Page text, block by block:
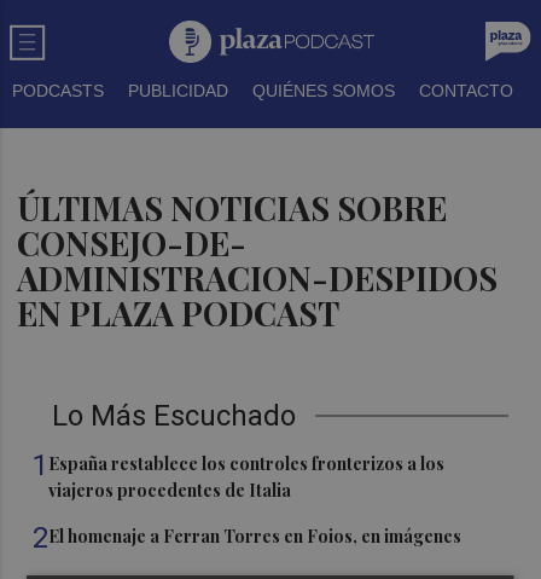
PODCASTS PUBLICIDAD QUIÉNES SOMOS CONTACTO
ÚLTIMAS NOTICIAS SOBRE
CONSEJO-DE-
ADMINISTRACION-DESPIDOS
EN PLAZA PODCAST
Lo Más Escuchado
1 España restablece los controles fronterizos a los
viajeros procedentes de Italia
2El homenaje a Ferran Torres en Foios, en imágenes